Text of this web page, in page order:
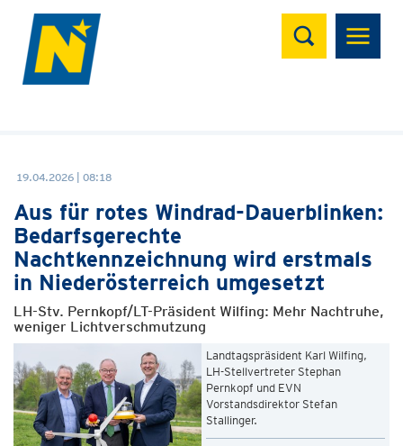
Suchen
19.04.2026 | 08:18
Aus für rotes Windrad-Dauerblinken:
Bedarfsgerechte
Nachtkennzeichnung wird erstmals
in Niederösterreich umgesetzt
LH-Stv. Pernkopf/LT-Präsident Wilfing: Mehr Nachtruhe,
weniger Lichtverschmutzung
Landtagspräsident Karl Wilfing,
LH-Stellvertreter Stephan
Pernkopf und EVN
Vorstandsdirektor Stefan
Stallinger.